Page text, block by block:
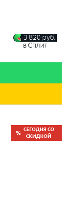
3 820 руб.
в Сплит
СЕГОДНЯ СО
СКИДКОЙ